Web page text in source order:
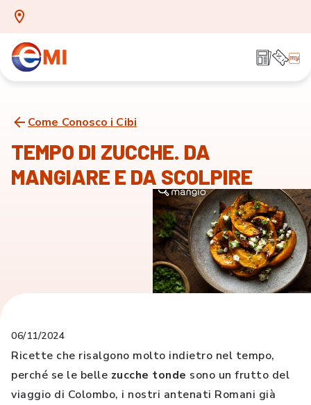
Come Conosco i Cibi
TEMPO DI ZUCCHE. DA
MANGIARE E DA SCOLPIRE
06/11/2024
Ricette che risalgono molto indietro nel tempo,
perché se le belle zucche tonde sono un frutto del
viaggio di Colombo, i nostri antenati Romani già